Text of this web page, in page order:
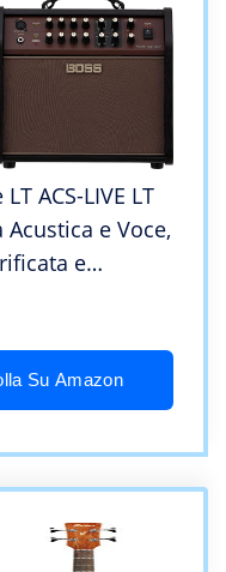
ACS-LIVE LT
e Voce,
e
Su Amazon